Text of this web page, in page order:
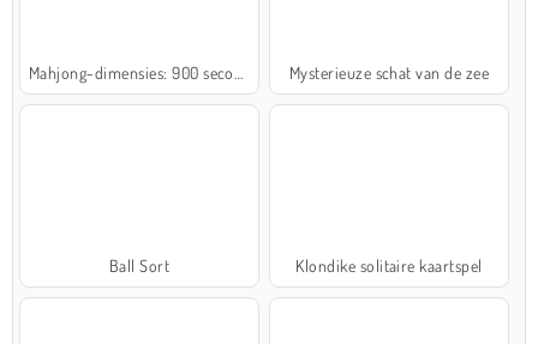
Mysterieuze schat van de zee
Ball Sort Klondike solitaire kaartspel